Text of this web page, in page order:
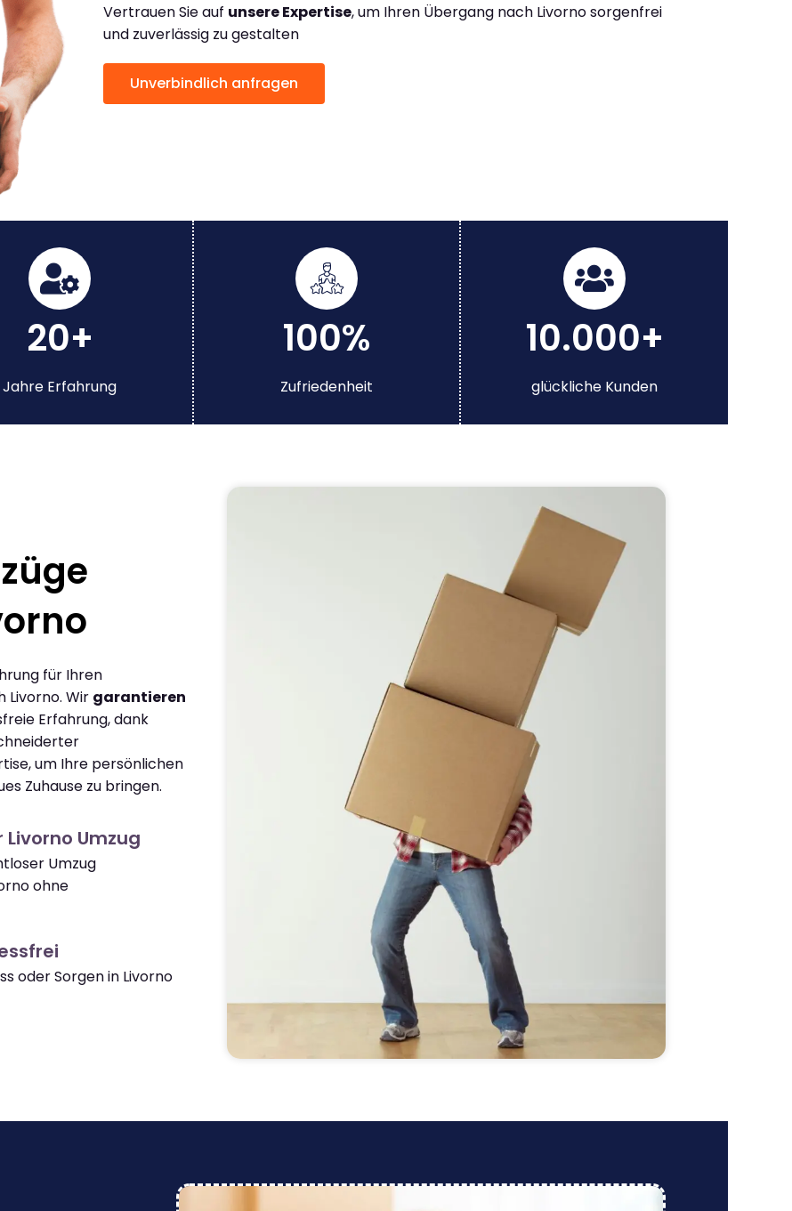
Vertrauen Sie auf unsere Expertise, um Ihren Übergang nach Livorno sorgenfrei
und zuverlässig zu gestalten
Unverbindlich anfragen
20+
Jahre Erfahrung
100%
Zufriedenheit
10.000+
glückliche Kunden
für Ihren
Livorno. Wir garantieren
Erfahrung, dank
um Ihre persönlichen
Zuhause zu bringen.
Umzug
Umzug
ohne
oder Sorgen in Livorno